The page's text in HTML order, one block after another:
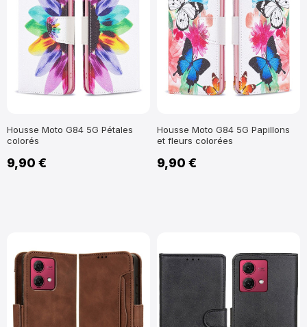
Housse Moto G84 5G Pétales
colorés
9,90 €
Housse Moto G84 5G Papillons
et fleurs colorées
9,90 €